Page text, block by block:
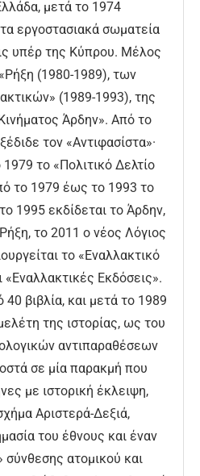
μετά το 1974
εργοστασιακά σωματεία
υπέρ της Κύπρου. Μέλος
(1980-1989), των
(1989-1993), της
Άρδην». Από το
τον «Αντιφασίστα»·
το «Πολιτικό Δελτίο
το 1979 έως το 1993 το
1995 εκδίδεται το Άρδην,
το 2011 ο νέος Λόγιος
το «Εναλλακτικό
«Εναλλακτικές Εκδόσεις».
βιβλία, και μετά το 1989
της ιστορίας, ως του
αντιπαραθέσεων
σε μία παρακμή που
με ιστορική έκλειψη,
Αριστερά-Δεξιά,
του έθνους και έναν
σύνθεσης ατομικού και